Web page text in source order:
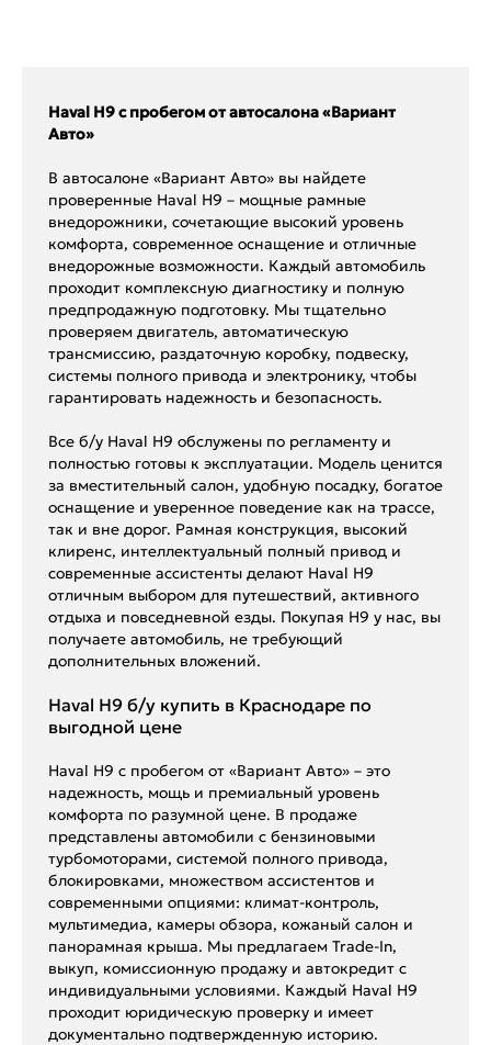
Haval H9 с пробегом от автосалона «Вариант
Авто»
В автосалоне «Вариант Авто» вы найдете
проверенные Haval H9 – мощные рамные
внедорожники, сочетающие высокий уровень
комфорта, современное оснащение и отличные
внедорожные возможности. Каждый автомобиль
проходит комплексную диагностику и полную
предпродажную подготовку. Мы тщательно
проверяем двигатель, автоматическую
трансмиссию, раздаточную коробку, подвеску,
системы полного привода и электронику, чтобы
гарантировать надежность и безопасность.
Все б/у Haval H9 обслужены по регламенту и
полностью готовы к эксплуатации. Модель ценится
за вместительный салон, удобную посадку, богатое
оснащение и уверенное поведение как на трассе,
так и вне дорог. Рамная конструкция, высокий
клиренс, интеллектуальный полный привод и
современные ассистенты делают Haval H9
отличным выбором для путешествий, активного
отдыха и повседневной езды. Покупая H9 у нас, вы
получаете автомобиль, не требующий
дополнительных вложений.
Haval H9 б/у купить в Краснодаре по
выгодной цене
Haval H9 с пробегом от «Вариант Авто» – это
надежность, мощь и премиальный уровень
комфорта по разумной цене. В продаже
представлены автомобили с бензиновыми
турбомоторами, системой полного привода,
блокировками, множеством ассистентов и
современными опциями: климат-контроль,
мультимедиа, камеры обзора, кожаный салон и
панорамная крыша. Мы предлагаем Trade-In,
выкуп, комиссионную продажу и автокредит с
индивидуальными условиями. Каждый Haval H9
проходит юридическую проверку и имеет
документально подтвержденную историю.